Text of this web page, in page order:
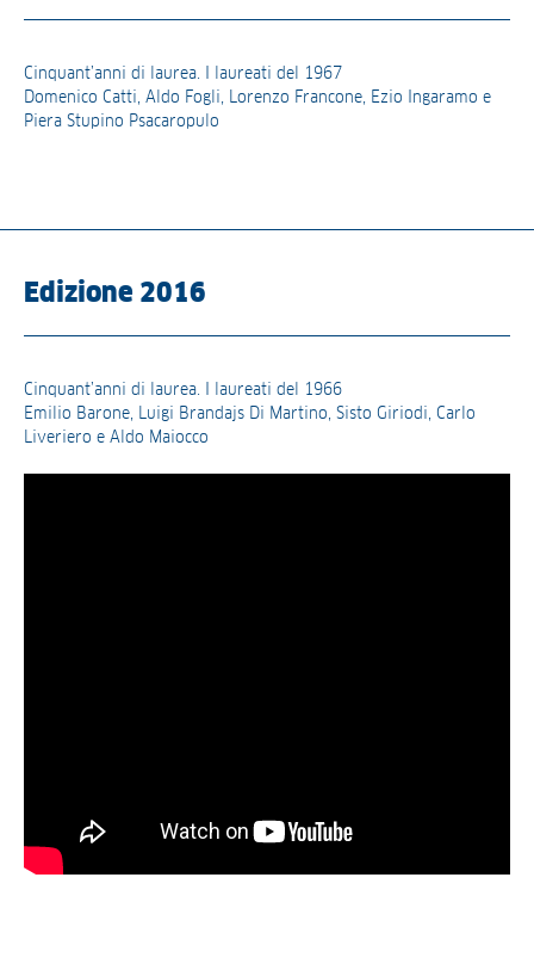
Cinquant’anni di laurea. I laureati del 1967
Domenico Catti, Aldo Fogli, Lorenzo Francone, Ezio Ingaramo e
Piera Stupino Psacaropulo
Edizione 2016
Cinquant’anni di laurea. I laureati del 1966
Emilio Barone, Luigi Brandajs Di Martino, Sisto Giriodi, Carlo
Liveriero e Aldo Maiocco